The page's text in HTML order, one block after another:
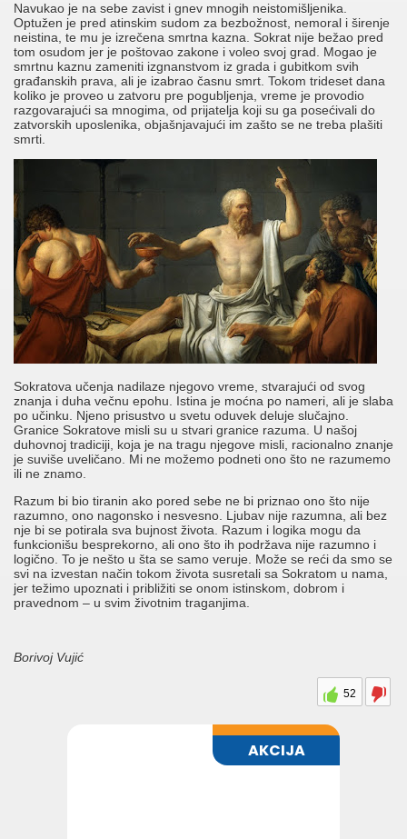
Navukao je na sebe zavist i gnev mnogih neistomišljenika.
Optužen je pred atinskim sudom za bezbožnost, nemoral i širenje
neistina, te mu je izrečena smrtna kazna. Sokrat nije bežao pred
tom osudom jer je poštovao zakone i voleo svoj grad. Mogao je
smrtnu kaznu zameniti izgnanstvom iz grada i gubitkom svih
građanskih prava, ali je izabrao časnu smrt. Tokom trideset dana
koliko je proveo u zatvoru pre pogubljenja, vreme je provodio
razgovarajući sa mnogima, od prijatelja koji su ga posećivali do
zatvorskih uposlenika, objašnjavajući im zašto se ne treba plašiti
smrti.
Sokratova učenja nadilaze njegovo vreme, stvarajući od svog
znanja i duha večnu epohu. Istina je moćna po nameri, ali je slaba
po učinku. Njeno prisustvo u svetu oduvek deluje slučajno.
Granice Sokratove misli su u stvari granice razuma. U našoj
duhovnoj tradiciji, koja je na tragu njegove misli, racionalno znanje
je suviše uveličano. Mi ne možemo podneti ono što ne razumemo
ili ne znamo.
Razum bi bio tiranin ako pored sebe ne bi priznao ono što nije
razumno, ono nagonsko i nesvesno. Ljubav nije razumna, ali bez
nje bi se potirala sva bujnost života. Razum i logika mogu da
funkcionišu besprekorno, ali ono što ih podržava nije razumno i
logično. To je nešto u šta se samo veruje. Može se reći da smo se
svi na izvestan način tokom života susretali sa Sokratom u nama,
jer težimo upoznati i približiti se onom istinskom, dobrom i
pravednom – u svim životnim traganjima.
Borivoj Vujić
52